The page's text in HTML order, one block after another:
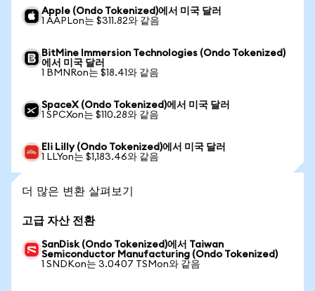
Apple (Ondo Tokenized)에서 미국 달러
1 AAPLon는 $311.82와 같음
BitMine Immersion Technologies (Ondo Tokenized)
에서 미국 달러
1 BMNRon는 $18.41와 같음
SpaceX (Ondo Tokenized)에서 미국 달러
1 SPCXon는 $110.28와 같음
Eli Lilly (Ondo Tokenized)에서 미국 달러
1 LLYon는 $1,183.46와 같음
더 많은 변환 살펴보기
고급 자산 전환
SanDisk (Ondo Tokenized)에서 Taiwan
Semiconductor Manufacturing (Ondo Tokenized)
1 SNDKon는 3.0407 TSMon와 같음